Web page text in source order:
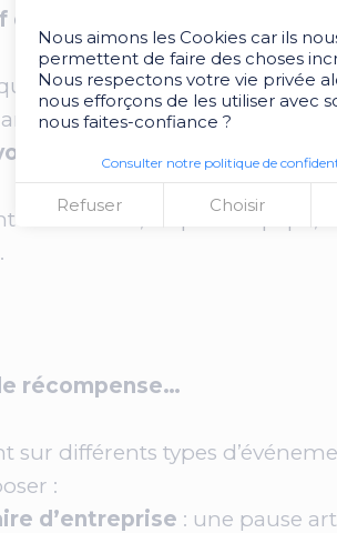
Nous aimons les Cookies car ils
permettent de faire des choses
Nous respectons votre vie privée
nous efforçons de les utiliser avec
nous faites-confiance ?
Consulter notre politique de
Refuser Choisir
fédère toute l’équipe
danser sur scène. Ils
chorégraphie simple à
équipes dans un moment
la cohésion, l’esprit
récompense…
sur différents types
:
d’entreprise : une pause